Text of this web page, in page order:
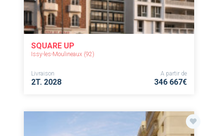
SQUARE UP
Issy-les-Moulineaux (92)
Livraison
2T. 2028
A partir de
346 667€